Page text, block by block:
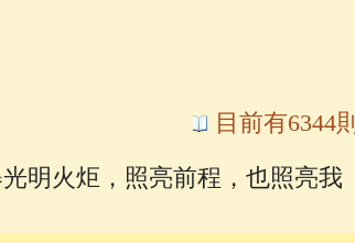
目前有6344則
明火炬，照亮前程，也照亮我